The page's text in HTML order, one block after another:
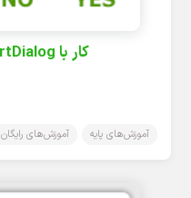
کار با AlertDialog متریال دیزاین
آموزش‌های پایه آموزش‌های رایگان